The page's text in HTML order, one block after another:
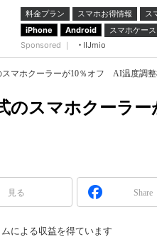
料金プラン スマホお得情報 ス
iPhone
Android スマホケース
Sponsored ｜
IIJmio
スマホクーラーが10％オフ AI温度調
のスマホクーラ
見る Share
による収益を得ています